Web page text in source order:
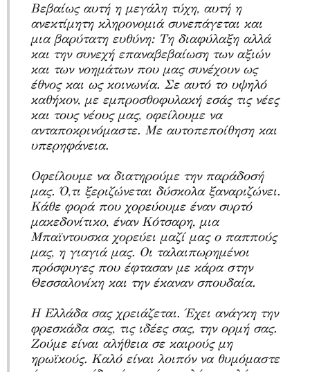
Βεβαίως αυτή η μεγάλη τύχη, αυτή η
ανεκτίμητη κληρονομιά συνεπάγεται και
μια βαρύτατη ευθύνη: Τη διαφύλαξη αλλά
και την συνεχή επαναβεβαίωση των αξιών
και των νοημάτων που μας συνέχουν ως
έθνος και ως κοινωνία. Σε αυτό το υψηλό
καθήκον, με εμπροσθοφυλακή εσάς τις νέες
και τους νέους μας, οφείλουμε να
ανταποκρινόμαστε. Με αυτοπεποίθηση και
υπερηφάνεια.
Οφείλουμε να διατηρούμε την παράδοσή
μας. Ό,τι ξεριζώνεται δύσκολα ξαναριζώνει.
Κάθε φορά που χορεύουμε έναν συρτό
μακεδονίτικο, έναν Κότσαρη, μια
Μπαϊντουσκα χορεύει μαζί μας ο παππούς
μας, η γιαγιά μας. Οι ταλαιπωρημένοι
πρόσφυγες που έφτασαν με κάρα στην
Θεσσαλονίκη και την έκαναν σπουδαία.
Η Ελλάδα σας χρειάζεται. Έχει ανάγκη την
φρεσκάδα σας, τις ιδέες σας, την ορμή σας.
Ζούμε είναι αλήθεια σε καιρούς μη
ηρωϊκούς. Καλό είναι λοιπόν να θυμόμαστε